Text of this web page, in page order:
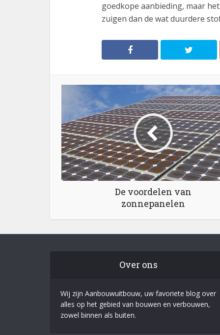
goedkope aanbieding, maar
zuigen dan de wat duurdere
De voordelen van
zonnepanelen
Over ons
Wij zijn Aanbouwuitbouw, uw favoriete blog over
alles op het gebied van bouwen en verbouwen,
zowel binnen als buiten.